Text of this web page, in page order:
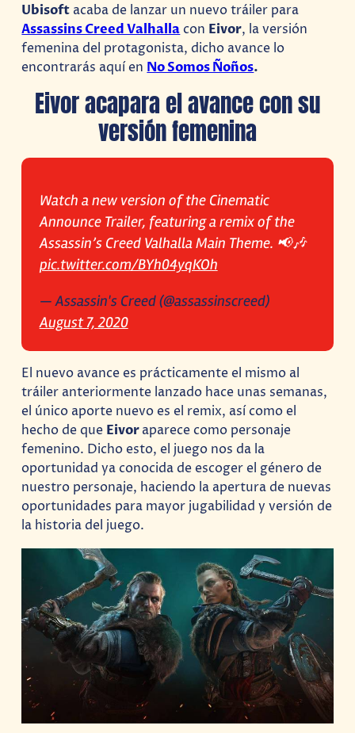
Ubisoft acaba de lanzar un nuevo tráiler para
Assassins Creed Valhallacon Eivor, la versión
femenina del protagonista, dicho avance lo
encontrarás aquí en No Somos Ñoños.
Eivor acapara el avance con su
versión femenina
Watch a new version of the Cinematic
Announce Trailer, featuring a remix of the
Assassin’s Creed Valhalla Main Theme. 📢🎶
pic.twitter.com/BYh04yqKOh
— Assassin's Creed (@assassinscreed)
August 7, 2020
El nuevo avance es prácticamente el mismo al
tráiler anteriormente lanzado hace unas semanas,
el único aporte nuevo es el remix, así como el
hecho de que Eivoraparece como personaje
femenino. Dicho esto, el juego nos da la
oportunidad ya conocida de escoger el género de
nuestro personaje, haciendo la apertura de nuevas
oportunidades para mayor jugabilidad y versión de
la historia del juego.